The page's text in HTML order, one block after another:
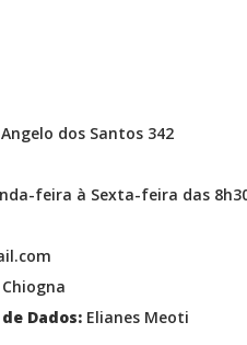
dos Santos 342
feira à Sexta-feira das
Dados:Elianes Meoti